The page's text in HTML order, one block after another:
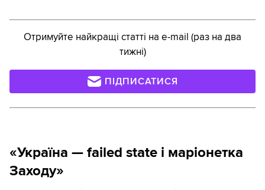
Отримуйте найкращі статті на e-mail (раз на два
тижні)
ПІДПИСАТИСЯ
«Україна — failed state і маріонетка
Заходу»